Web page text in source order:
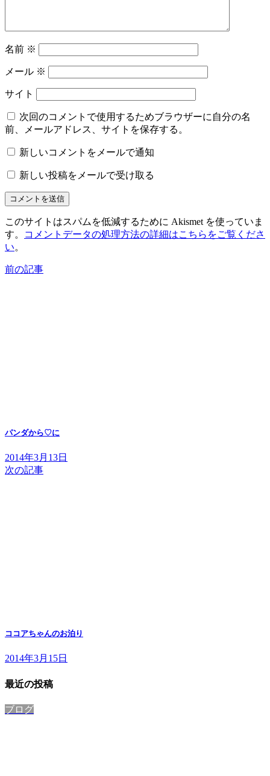
名前 ※
メール ※
サイト
次回のコメントで使用するためブラウザーに自分の名
前、メールアドレス、サイトを保存する。
新しいコメントをメールで通知
新しい投稿をメールで受け取る
このサイトはスパムを低減するために Akismet を使っていま
す。
コメントデータの処理方法の詳細はこちらをご覧くださ
い。
前の記事
パンダから♡に
2014年3月13日
次の記事
ココアちゃんのお泊り
2014年3月15日
最近の投稿
ブログ